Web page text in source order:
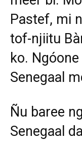
Pastef, mi
tof-njiitu
ko.
Senegaal
Ñu baree
Senegaal